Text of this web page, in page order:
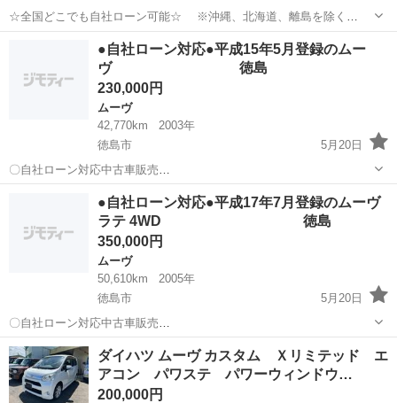
☆全国どこでも自社ローン可能☆ ※沖縄、北海道、離島を除く
https://www.otoron.jp/lists/detail?carno=027843 ※全車両2年車検付き
自己破産、債務整理の経験あり...
ムーヴ オトロン
●自社ローン対応●平成15年5月登録のムー
ヴ 徳島
230,000円
ムーヴ
42,770km
2003年
徳島市
5月20日
〇自社ローン対応中古車販売
〇 ☆どなたでもローン
対応可能☆ １、勤続年数の短い方や自営業の方 ２、
パートをされる主婦の方や派遣社員の方 ３、自己破産等をさ...
ムーヴ 車両
●自社ローン対応●平成17年7月登録のムーヴ
ラテ 4WD 徳島
350,000円
ムーヴ
50,610km
2005年
徳島市
5月20日
〇自社ローン対応中古車販売
〇 ☆どなたでもローン
対応可能☆ １、勤続年数の短い方や自営業の方 ２、
パートをされる主婦の方や派遣社員の方 ３、自己破産等をさ...
徳島 徳島市 ムーヴ 車両
ダイハツ ムーヴ カスタム Ｘリミテッド エ
アコン パワステ パワーウィンドウ…
200,000円